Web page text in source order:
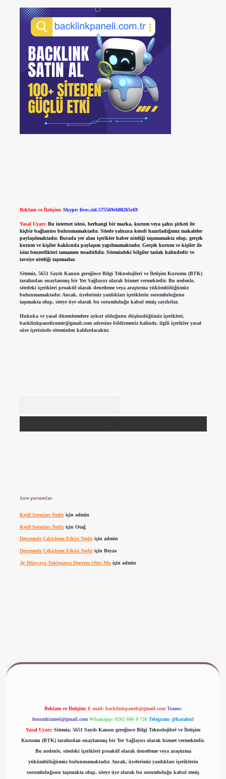
Reklam ve İletişim: Skype: live:.cid.575569c608265c69
Yasal Uyarı: Bu internet sitesi, herhangi bir marka, kurum veya şahıs şirketi ile
hiçbir bağlantısı bulunmamaktadır. Sitede yalnızca kendi hazırladığımız makaleler
paylaşılmaktadır. Burada yer alan içerikler haber niteliği taşımamakta olup, gerçek
kurum ve kişiler hakkında paylaşım yapılmamaktadır. Gerçek kurum ve kişiler ile
isim benzerlikleri tamamen tesadüfidir. Sitemizdeki bilgiler taslak halindedir ve
tavsiye niteliği taşımazlar.
Sitemiz, 5651 Sayılı Kanun gereğince Bilgi Teknolojileri ve İletişim Kurumu (BTK)
tarafından onaylanmış bir Yer Sağlayıcı olarak hizmet vermektedir. Bu nedenle,
sitedeki içerikleri proaktif olarak denetleme veya araştırma yükümlülüğümüz
bulunmamaktadır. Ancak, üyelerimiz yazdıkları içeriklerin sorumluluğunu
taşımakta olup, siteye üye olarak bu sorumluluğu kabul etmiş sayılırlar.
Hukuka ve yasal düzenlemelere aykırı olduğunu düşündüğünüz içerikleri,
backlinkpanelicomtr@gmail.comadresine bildirmeniz halinde, ilgili içerikler yasal
süre içerisinde sitemizden kaldırılacaktır.
Son yorumlar
Keşif Soruları Nediriçin admin
Keşif Soruları Nediriçin Otağ
Depremde Çekiçleme Etkisi Nediriçin admin
Depremde Çekiçleme Etkisi Nediriçin Beyza
Ay Dünyaya Yaklaşınca Deprem Olur Mu için admin
Reklam ve İletişim: E-mail: backlinkpaneli@gmail.com Teams:
forumhizmeti@gmail.com Whatsapp: 0262 606 0 726 Telegram: @karabul
Yasal Uyarı: Sitemiz, 5651 Sayılı Kanun gereğince Bilgi Teknolojileri ve İletişim
Kurumu (BTK) tarafından onaylanmış bir Yer Sağlayıcı olarak hizmet vermektedir.
Bu nedenle, sitedeki içerikleri proaktif olarak denetleme veya araştırma
yükümlülüğümüz bulunmamaktadır. Ancak, üyelerimiz yazdıkları içeriklerin
sorumluluğunu taşımakta olup, siteye üye olarak bu sorumluluğu kabul etmiş